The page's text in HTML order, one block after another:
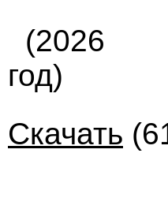
(2026
год)
Скачать